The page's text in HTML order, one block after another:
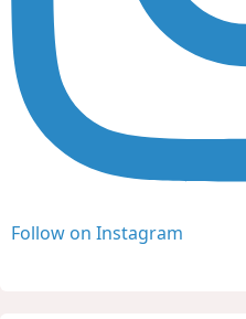
Follow on Instagram